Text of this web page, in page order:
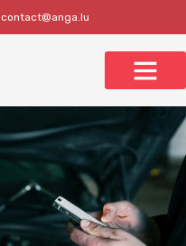
contact@anga.lu